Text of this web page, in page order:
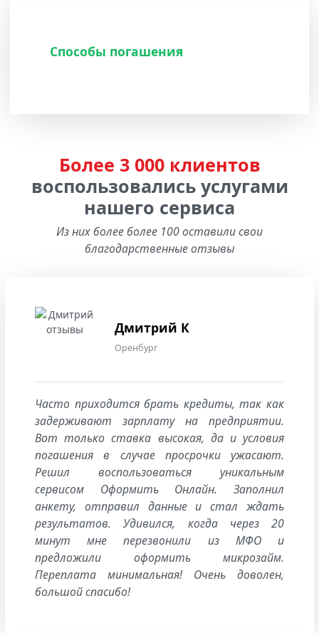
Способы погашения
Более 3 000 клиентов
воспользовались услугами
нашего сервиса
Из них более более 100 оставили свои
благодарственные отзывы
Дмитрий К
Оренбург
Часто приходится брать кредиты, так как
задерживают зарплату на предприятии.
Вот только ставка высокая, да и условия
погашения в случае просрочки ужасают.
Решил воспользоваться уникальным
сервисом Оформить Онлайн. Заполнил
анкету, отправил данные и стал ждать
результатов. Удивился, когда через 20
минут мне перезвонили из МФО и
предложили оформить микрозайм.
Переплата минимальная! Очень доволен,
большой спасибо!